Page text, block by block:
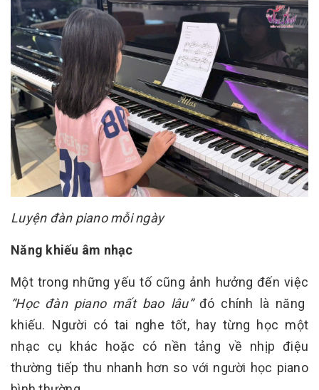
Luyện đàn piano mỗi ngày
Năng khiếu âm nhạc
Một trong những yếu tố cũng ảnh hưởng đến việc
“Học đàn piano mất bao lâu” đó chính là năng
khiếu. Người có tai nghe tốt, hay từng học một
nhạc cụ khác hoặc có nền tảng về nhịp điệu
thường tiếp thu nhanh hơn so với người học piano